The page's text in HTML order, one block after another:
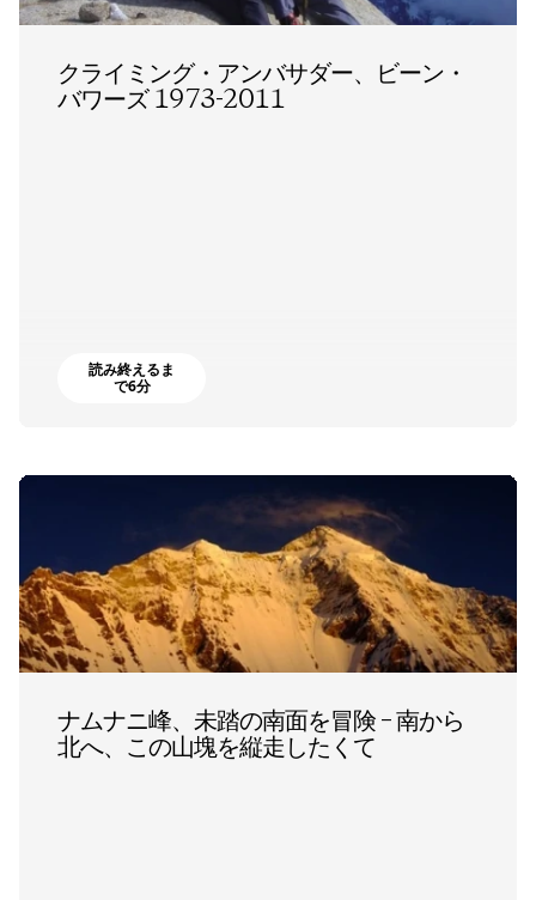
クライミング・アンバサダー、ビーン・
バワーズ 1973-2011
読み終えるま
で6分
ナムナニ峰、未踏の南面を冒険 – 南から
北へ、この山塊を縦走したくて